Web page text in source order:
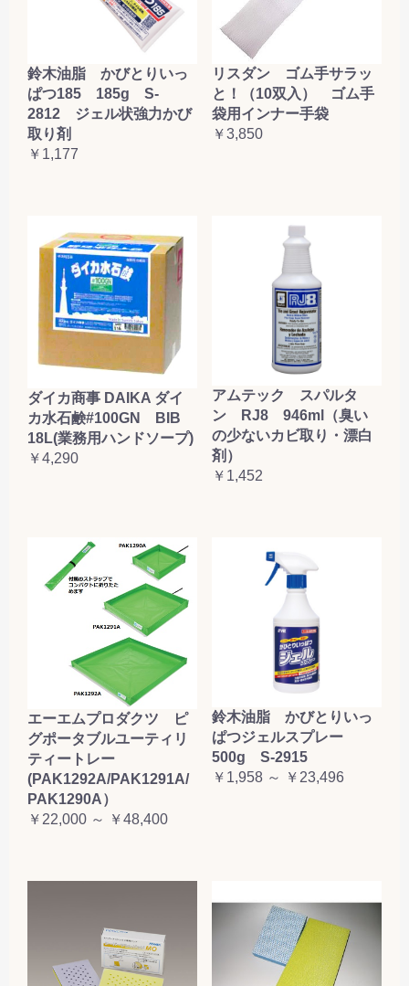
鈴木油脂 かびとりいっ
ぱつ185 185g S-
2812 ジェル状強力かび
取り剤
￥1,177
リスダン ゴム手サラッ
と！（10双入） ゴム手
袋用インナー手袋
￥3,850
ダイカ商事 DAIKA ダイ
カ水石鹸#100GN BIB
18L(業務用ハンドソープ)
￥4,290
アムテック スパルタ
ン RJ8 946ml（臭い
の少ないカビ取り・漂白
剤）
￥1,452
エーエムプロダクツ ピ
グポータブルユーティリ
ティートレー
(PAK1292A/PAK1291A/
PAK1290A）
￥22,000 ～ ￥48,400
鈴木油脂 かびとりいっ
ぱつジェルスプレー
500g S-2915
￥1,958 ～ ￥23,496